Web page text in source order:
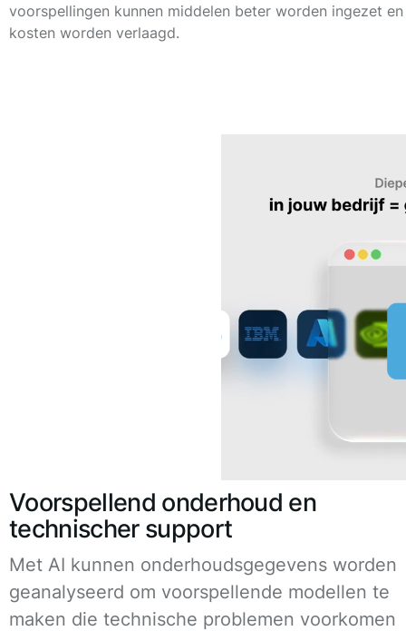
voorspellingen kunnen middelen beter worden ingezet en
kosten worden verlaagd.
Voorspellend onderhoud en
technischer support
Met AI kunnen onderhoudsgegevens worden
geanalyseerd om voorspellende modellen te
maken die technische problemen voorkomen